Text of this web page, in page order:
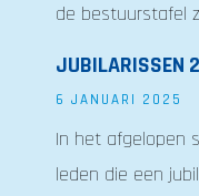
de bestuurstafel
JUBILARISSEN
6 JANUARI 2025
In het afgelopen
leden die een